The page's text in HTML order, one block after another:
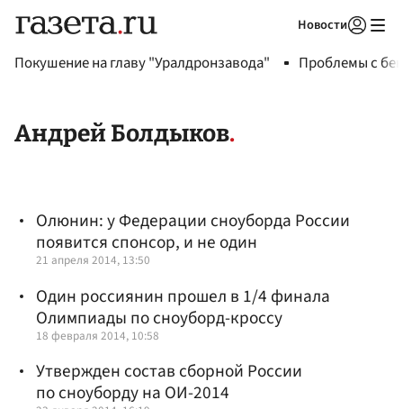
Новости
Покушение на главу "Уралдронзавода" Проблемы с
Андрей Болдыков
Олюнин: у Федерации сноуборда России
появится спонсор, и не один
21 апреля 2014, 13:50
Один россиянин прошел в 1/4 финала
Олимпиады по сноуборд-кроссу
18 февраля 2014, 10:58
Утвержден состав сборной России
по сноуборду на ОИ-2014